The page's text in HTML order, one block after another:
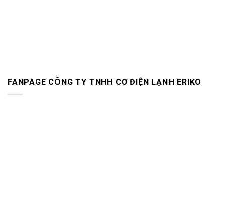
FANPAGE CÔNG TY TNHH CƠ ĐIỆN LẠNH ERIKO